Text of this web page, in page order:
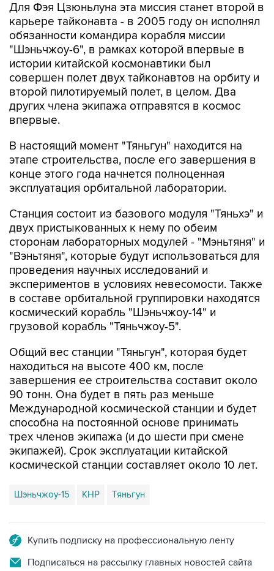
Для Фэя Цзюньлуна эта миссия станет второй в
карьере тайконавта - в 2005 году он исполнял
обязанности командира корабля миссии
"Шэньчжоу-6", в рамках которой впервые в
истории китайской космонавтики был
совершен полет двух тайконавтов на орбиту и
второй пилотируемый полет, в целом. Два
других члена экипажа отправятся в космос
впервые.
В настоящий момент "Тяньгун" находится на
этапе строительства, после его завершения в
конце этого года начнется полноценная
эксплуатация орбитальной лаборатории.
Станция состоит из базового модуля "Тяньхэ" и
двух пристыкованных к нему по обеим
сторонам лабораторных модулей - "Мэньтяня" и
"Вэньтяня", которые будут использоваться для
проведения научных исследований и
экспериментов в условиях невесомости. Также
в составе орбитальной группировки находятся
космический корабль "Шэньчжоу-14" и
грузовой корабль "Тяньчжоу-5".
Общий вес станции "Тяньгун", которая будет
находиться на высоте 400 км, после
завершения ее строительства составит около
90 тонн. Она будет в пять раз меньше
Международной космической станции и будет
способна на постоянной основе принимать
трех членов экипажа (и до шести при смене
экипажей). Срок эксплуатации китайской
космической станции составляет около 10 лет.
Шэньчжоу-15 КНР Тяньгун
Купить подписку на профессиональную ленту
Подписаться на рассылку главных новостей сайта